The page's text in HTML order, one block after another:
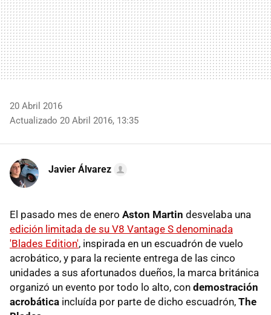
20 Abril 2016
Actualizado 20 Abril 2016, 13:35
Javier Álvarez
El pasado mes de enero Aston Martin desvelaba una
edición limitada de su V8 Vantage S denominada
'Blades Edition', inspirada en un escuadrón de vuelo
acrobático, y para la reciente entrega de las cinco
unidades a sus afortunados dueños, la marca británica
organizó un evento por todo lo alto, con demostración
acrobática incluída por parte de dicho escuadrón, The